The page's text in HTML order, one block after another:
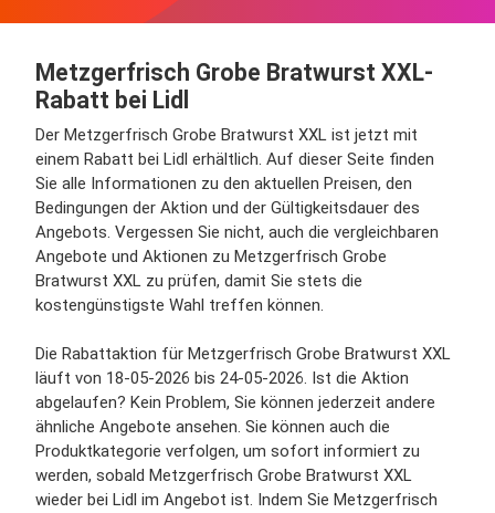
Metzgerfrisch Grobe Bratwurst XXL-
Rabatt bei Lidl
Der Metzgerfrisch Grobe Bratwurst XXL ist jetzt mit
einem Rabatt bei Lidl erhältlich. Auf dieser Seite finden
Sie alle Informationen zu den aktuellen Preisen, den
Bedingungen der Aktion und der Gültigkeitsdauer des
Angebots. Vergessen Sie nicht, auch die vergleichbaren
Angebote und Aktionen zu Metzgerfrisch Grobe
Bratwurst XXL zu prüfen, damit Sie stets die
kostengünstigste Wahl treffen können.
Die Rabattaktion für Metzgerfrisch Grobe Bratwurst XXL
läuft von 18-05-2026 bis 24-05-2026. Ist die Aktion
abgelaufen? Kein Problem, Sie können jederzeit andere
ähnliche Angebote ansehen. Sie können auch die
Produktkategorie verfolgen, um sofort informiert zu
werden, sobald Metzgerfrisch Grobe Bratwurst XXL
wieder bei Lidl im Angebot ist. Indem Sie Metzgerfrisch